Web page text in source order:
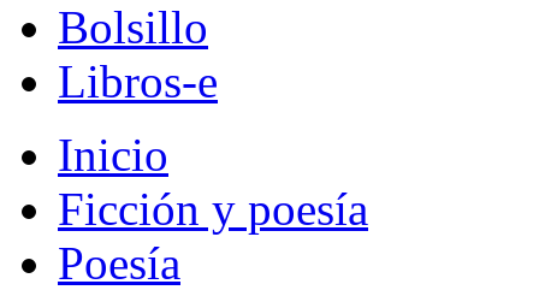
Bolsillo
Libros-e
Inicio
Ficción y poesía
Poesía